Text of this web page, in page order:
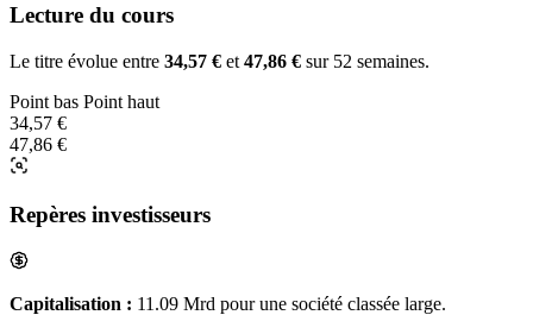
Lecture du cours
Le titre évolue entre 34,57 € et 47,86 € sur 52 semaines.
Point bas Point haut
34,57 €
47,86 €
Repères investisseurs
Capitalisation : 11.09 Mrd pour une société classée large.